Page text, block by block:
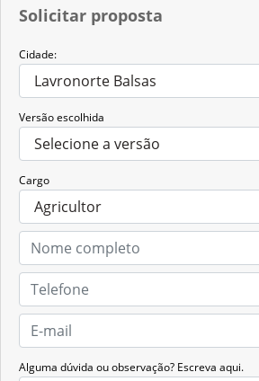
Solicitar proposta
Cidade:
Versão escolhida
Cargo
Alguma dúvida ou observação? Escreva aqui.